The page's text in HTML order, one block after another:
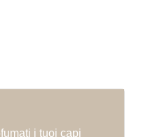
i tuoi capi